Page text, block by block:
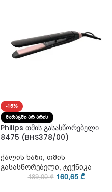
-15%
ᲛᲐᲠᲐᲒᲨᲘ ᲐᲠ ᲐᲠᲘᲡ
Philips თმის გასასწორებელი
8475 (BHS378/00)
ქალის ხაზი, თმის
გასასწორებელი, ტექნიკა
189,00₾ 160,65 ₾